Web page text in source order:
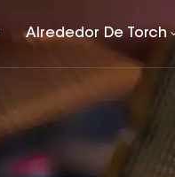
Alrededor De Torch